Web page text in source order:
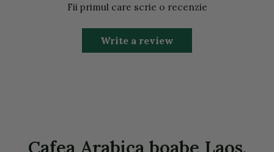
Fii primul care scrie o recenzie
Write a review